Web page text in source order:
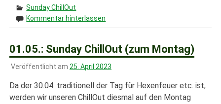
Sunday ChillOut
Kommentar hinterlassen
01.05.: Sunday ChillOut (zum Montag)
Veröffentlicht am 25. April 2023
Da der 30.04. traditionell der Tag für Hexenfeuer etc. ist,
werden wir unseren ChillOut diesmal auf den Montag